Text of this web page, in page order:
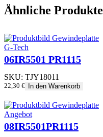
Ähnliche Produkte
G-Tech
06IR5501 PR1115
SKU: TJY18011
22,30 € In den Warenkorb
AngebotProdukt
im
Angebot
08IR5501PR1115